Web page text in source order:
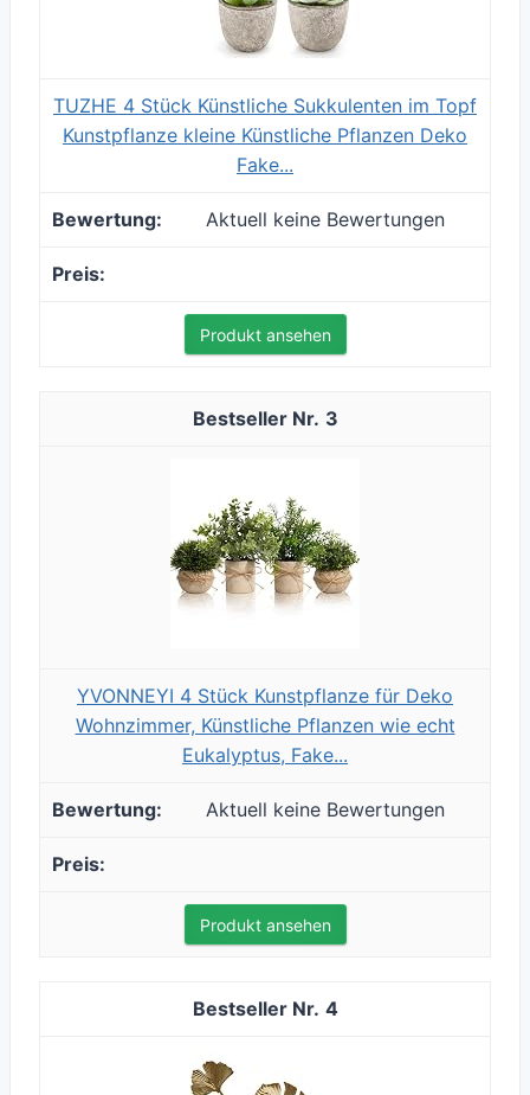
TUZHE 4 Stück Künstliche Sukkulenten im Topf
Kunstpflanze kleine Künstliche Pflanzen Deko
Fake...
Aktuell keine Bewertungen
Produkt ansehen
3
YVONNEYI 4 Stück Kunstpflanze für Deko
Wohnzimmer, Künstliche Pflanzen wie echt
Eukalyptus, Fake...
Aktuell keine Bewertungen
Produkt ansehen
4